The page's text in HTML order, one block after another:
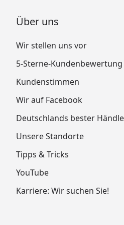
Über uns
Wir stellen uns vor
5-Sterne-Kundenbewertung
Kundenstimmen
Wir auf Facebook
Deutschlands bester
Unsere Standorte
Tipps & Tricks
YouTube
Karriere: Wir suchen Sie!